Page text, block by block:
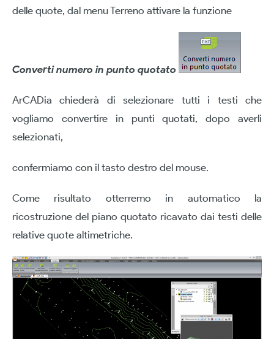
delle quote, dal menu Terreno attivare la funzione
Converti numero in punto quotato
ArCADia chiederà di selezionare tutti i testi che
vogliamo convertire in punti quotati, dopo averli
selezionati,
confermiamo con il tasto destro del mouse.
Come risultato otterremo in automatico la
ricostruzione del piano quotato ricavato dai testi delle
relative quote altimetriche.